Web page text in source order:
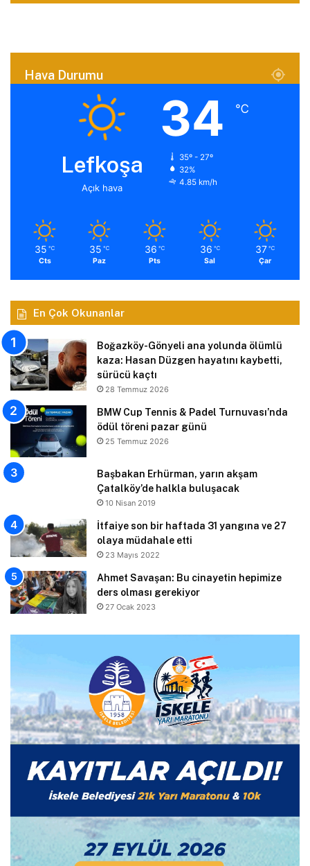
Hava Durumu
Lefkoşa
Açık hava
34 ℃
35º - 27º
32%
4.85 km/h
35 ℃
Cts
35 ℃
Paz
36 ℃
Pts
36 ℃
Sal
37 ℃
Çar
En Çok Okunanlar
Boğazköy-Gönyeli ana yolunda ölümlü
kaza: Hasan Düzgen hayatını kaybetti,
sürücü kaçtı
28 Temmuz 2026
BMW Cup Tennis & Padel Turnuvası’nda
ödül töreni pazar günü
25 Temmuz 2026
Başbakan Erhürman, yarın akşam
Çatalköy’de halkla buluşacak
10 Nisan 2019
İtfaiye son bir haftada 31 yangına ve 27
olaya müdahale etti
23 Mayıs 2022
Ahmet Savaşan: Bu cinayetin hepimize
ders olması gerekiyor
27 Ocak 2023